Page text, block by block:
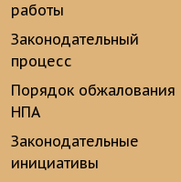
работы
Законодательный
процесс
Порядок обжалования
НПА
Законодательные
инициативы